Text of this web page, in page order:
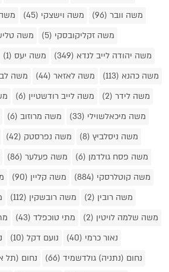
משה וובר (96)
משה וישצקי (45)
משה
משה זקליקובסקי (5)
משה
משה יהודה לייב לנדא (349)
משה יעס (1)
משה כהנא (113)
משה לאזאר (44) משה
משה לידר (2)
משה לייב רודשטיין (6)
משה מיכאלשוילי (33)
משה מרוזוב (6)
משה ניסלביץ (8)
משה נפרסטק (42)
משה פסח גולדמן (6)
משה פעלער (86)
משה קוטלרסקי (884)
משה קליין (90)
משה רובין (2)
משה רובשקין (112)
משה שלמה לויטין (2)
מתי טוכפלד (43)
נאור כרמי (40)
נועם דקל (10)
נחום (נתניה) גולדשמיד (66)
נחום (תל